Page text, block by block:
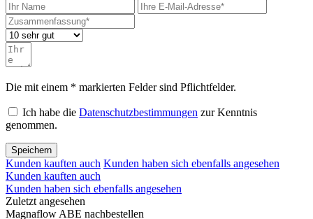
Die mit einem * markierten Felder sind Pflichtfelder.
Ich habe die Datenschutzbestimmungen zur Kenntnis
genommen.
Speichern
Kunden kauften auch Kunden haben sich ebenfalls angesehen
Kunden kauften auch
Kunden haben sich ebenfalls angesehen
Zuletzt angesehen
Magnaflow ABE nachbestellen